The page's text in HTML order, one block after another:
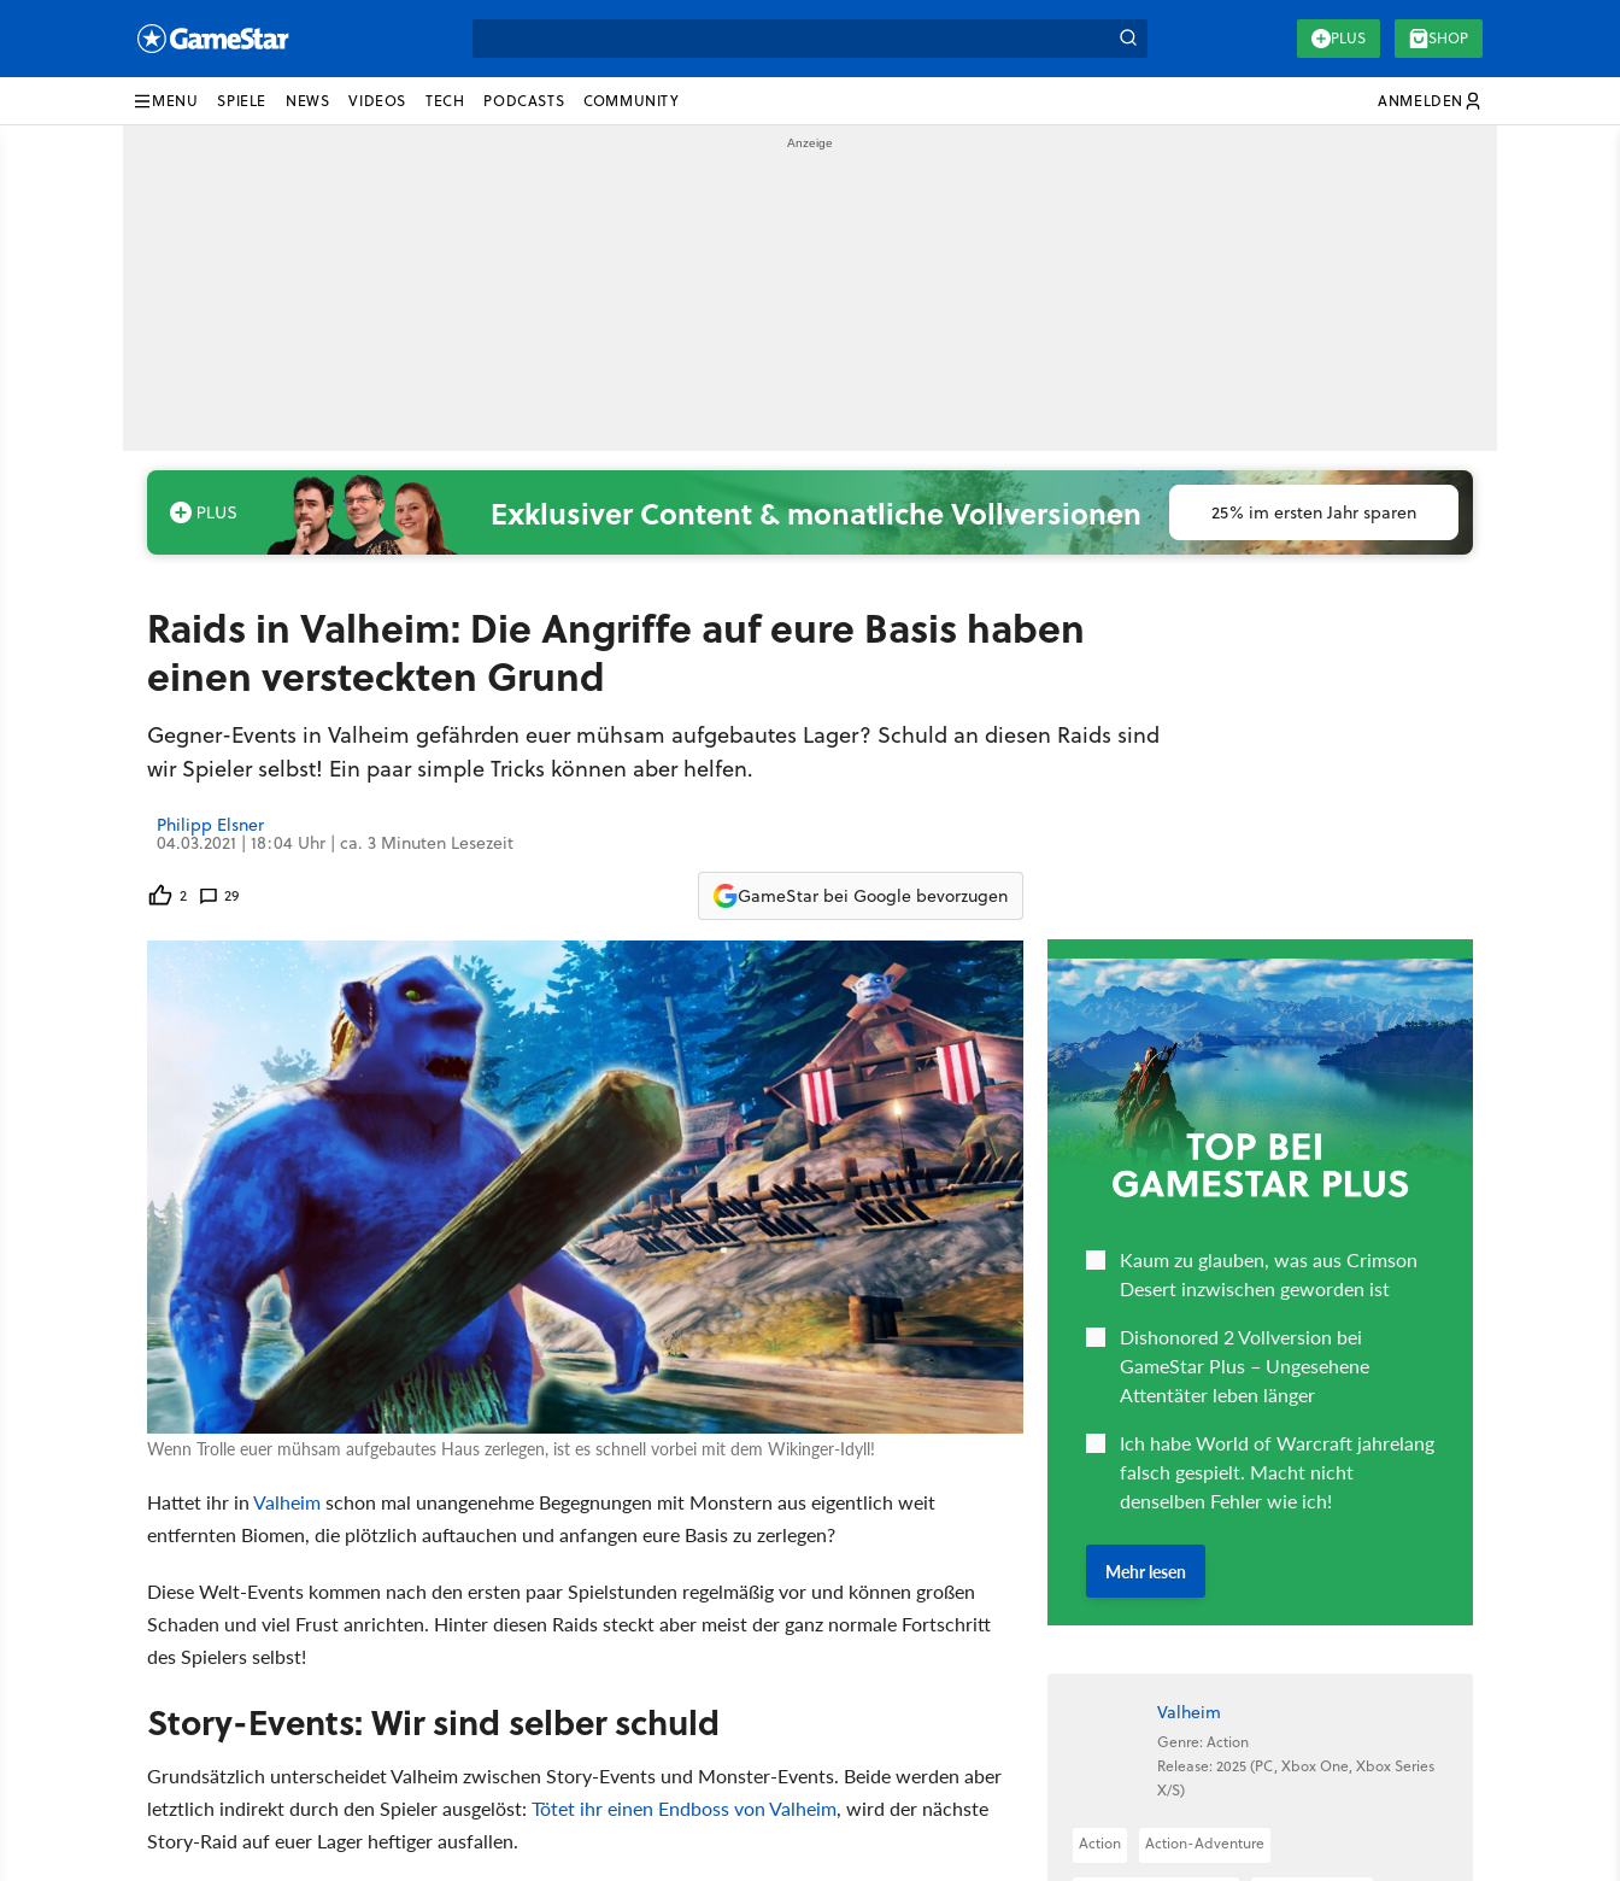
PLUS SHOP
MENU SPIELE NEWS VIDEOS TECH PODCASTS COMMUNITY ANMELDEN
Exklusiver Content & monatliche Vollversionen 25% im ersten Jahr sparen
Raids in Valheim: Die Angriffe auf eure Basis haben
einen versteckten Grund
Gegner-Events in Valheim gefährden euer mühsam aufgebautes Lager? Schuld an diesen Raids sind
wir Spieler selbst! Ein paar simple Tricks können aber helfen.
Philipp Elsner
04.03.2021 | 18:04 Uhr | ca. 3 Minuten Lesezeit
2 29 GameStar bei Google bevorzugen
Wenn Trolle euer mühsam aufgebautes Haus zerlegen, ist es schnell vorbei mit dem Wikinger-Idyll!
Hattet ihr inValheimschon mal unangenehme Begegnungen mit Monstern aus eigentlich weit
entfernten Biomen, die plötzlich auftauchen und anfangen eure Basis zu zerlegen?
Diese Welt-Events kommen nach den ersten paar Spielstunden regelmäßig vor und können großen
Schaden und viel Frust anrichten. Hinter diesen Raids steckt aber meist der ganz normale Fortschritt
des Spielers selbst!
Story-Events: Wir sind selber schuld
Grundsätzlich unterscheidet Valheim zwischen Story-Events und Monster-Events. Beide werden aber
letztlich indirekt durch den Spieler ausgelöst: Tötet ihr einen Endboss von Valheim, wird der nächste
Story-Raid auf euer Lager heftiger ausfallen.
Valheim
Genre: Action
Release: 2025 (PC, Xbox One, Xbox Series
X/S)
Action Action-Adventure